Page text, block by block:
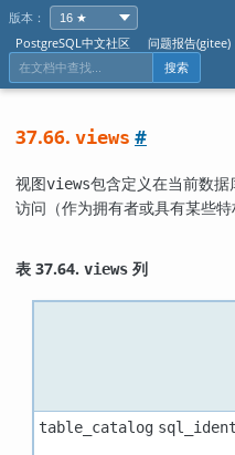
版本：
PostgreSQL中文社区
问题报告(gitee)
搜索
37.66. views #
视图views包含定义在当前数
访问（作为拥有者或具有某些特
表 37.64. views 列
table_catalog